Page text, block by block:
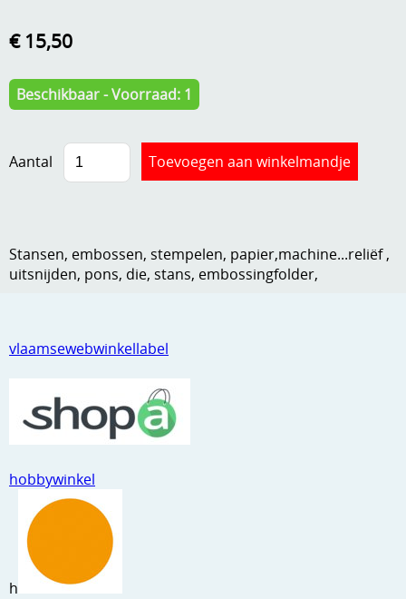
Handige extra's
Hout , MDF, kartonmateriaal, steen
Knipvellen
Merken
Papier en karton
Ribbelaar
Snijmaterialen
Speciaal papier
vlaamsewebwinkellabel
hobbywinkel
h
€ 15,50
Beschikbaar - Voorraad: 1
Aantal
Stansen, embossen, stempelen, papier,machine...reliëf ,
uitsnijden, pons, die, stans, embossingfolder,